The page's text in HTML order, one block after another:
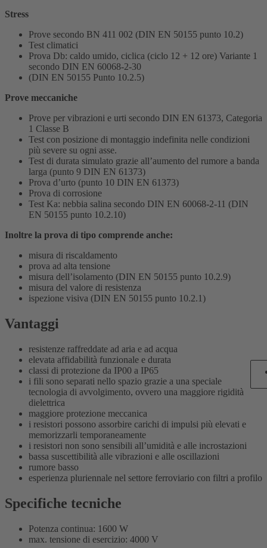
Stress
Prove secondo BN 411 002 (DIN EN 50155 punto 10.2)
Test climatici
Prova Db: caldo umido, ciclica (ciclo 12 + 12 ore) Variante 1
secondo DIN EN 60068-2-30
(DIN EN 50155 Punto 10.2.5)
Prove meccaniche
Prove per vibrazioni e urti secondo DIN EN 61373, Categoria
1 Classe B
Test con posizione di montaggio indefinita nelle condizioni
più severe su ogni asse.
Test di durata simulato grazie all’aumento del rumore a banda
larga (punto 9 DIN EN 61373)
Prova d’urto (punto 10 DIN EN 61373)
Prova di corrosione
Test Ka: nebbia salina secondo DIN EN 60068-2-11 (DIN
EN 50155 punto 10.2.10)
Inoltre la prova di tipo comprende anche:
misura di riscaldamento
prova ad alta tensione
misura dell’isolamento (DIN EN 50155 punto 10.2.9)
misura del valore di resistenza
ispezione visiva (DIN EN 50155 punto 10.2.1)
Vantaggi
resistenze raffreddate ad aria e ad acqua
elevata affidabilità funzionale e durata
classi di protezione da IP00 a IP65
i fili sono separati nello spazio grazie a una speciale
tecnologia di avvolgimento, ovvero una maggiore rigidità
dielettrica
maggiore protezione meccanica
i resistori possono assorbire carichi di impulsi più elevati e
memorizzarli temporaneamente
i resistori non sono sensibili all’umidità e alle incrostazioni
bassa suscettibilità alle vibrazioni e alle oscillazioni
rumore basso
esperienza pluriennale nel settore ferroviario con filtri a profilo
Specifiche tecniche
Potenza continua: 1600 W
max. tensione di esercizio: 4000 V